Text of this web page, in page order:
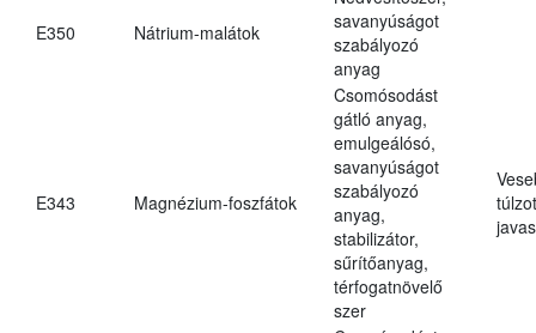
E350 Nátrium-malátok
savanyúságot
szabályozó
anyag
E343 Magnézium-foszfátok
Csomósodást
gátló anyag,
emulgeálósó,
savanyúságot
szabályozó
anyag,
stabilizátor,
sűrítőanyag,
térfogatnövelő
szer